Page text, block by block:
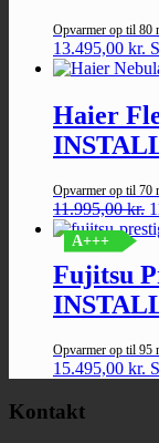
Opvarmer op til 80
13.495,00 kr.
Haier
Opvarmer op til 70
11.995,00kr.
A+++
Fujitsu
Opvarmer op til 95
15.495,00 kr.
Kontakt